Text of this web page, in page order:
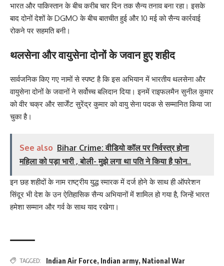
भारत और पाकिस्तान के बीच करीब चार दिन तक सैन्य तनाव बना रहा। इसके
बाद दोनों देशों के DGMO के बीच बातचीत हुई और 10 मई को सैन्य कार्रवाई
रोकने पर सहमति बनी।
थलसेना और वायुसेना दोनों के जवान हुए शहीद
सार्वजनिक किए गए नामों से स्पष्ट है कि इस अभियान में भारतीय थलसेना और
वायुसेना दोनों के जवानों ने सर्वोच्च बलिदान दिया। इनमें राइफलमैन सुनील कुमार
को वीर चक्र और सार्जेंट सुरेंद्र कुमार को वायु सेना पदक से सम्मानित किया जा
चुका है।
See also Bihar Crime: वीडियो कॉल पर निर्वस्त्र होना
महिला को पड़ा भारी , बोली- मुझे लगा था पति ने किया है फोन..
इन छह शहीदों के नाम राष्ट्रीय युद्ध स्मारक में दर्ज होने के साथ ही ऑपरेशन
सिंदूर भी देश के उन ऐतिहासिक सैन्य अभियानों में शामिल हो गया है, जिन्हें भारत
हमेशा सम्मान और गर्व के साथ याद रखेगा।
TAGGED: Indian Air Force, Indian army, National War